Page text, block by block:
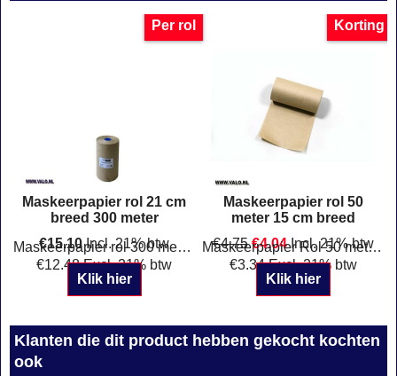
Per rol
Maskeerpapier rol 21 cm
breed 300 meter
€15.10 Incl. 21% btw
€12.48 Excl. 21% btw
Korting
Maskeerpapier rol 50
meter 15 cm breed
€4.75 €4.04 Incl. 21% btw
€3.34 Excl. 21% btw